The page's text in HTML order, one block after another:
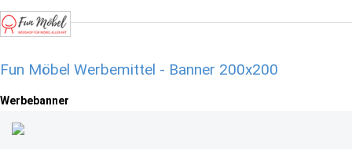
Fun Möbel Werbemittel - Banner 200x200
Werbebanner